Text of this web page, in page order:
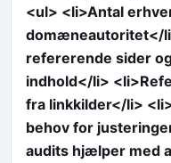
<ul> <li>Antal
domæneautoritet</
refererende sider
indhold</li>
fra linkkilder</li>
behov for
audits hjælper med